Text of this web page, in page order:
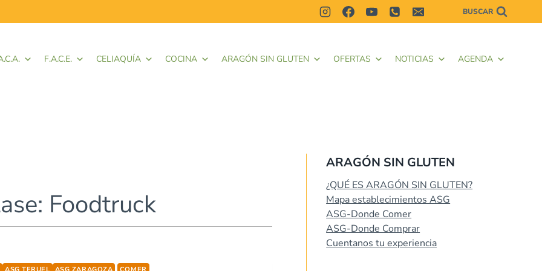
BUSCAR
F.A.C.E. CELIAQUÍA COCINA ARAGÓN SIN GLUTEN OFERTAS NOTICIAS AGENDA
Foodtruck
ARAGÓN SIN GLUTEN
¿QUÉ ES ARAGÓN SIN GLUTEN?
Mapa establecimientos ASG
ASG-Donde Comer
ASG-Donde Comprar
Cuentanos tu experiencia